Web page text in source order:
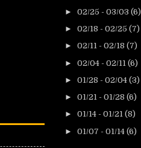
► 02/25 - 03/03 (6)
► 02/18 - 02/25 (7)
► 02/11 - 02/18 (7)
► 02/04 - 02/11 (6)
► 01/28 - 02/04 (3)
► 01/21 - 01/28 (6)
► 01/14 - 01/21 (8)
► 01/07 - 01/14 (6)